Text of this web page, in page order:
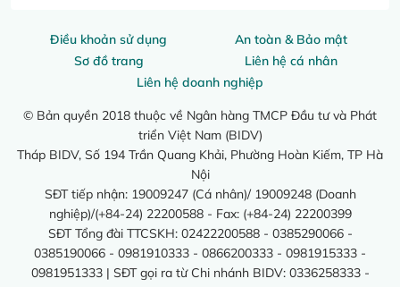
Điều khoản sử dụng
An toàn & Bảo mật
Sơ đồ trang
Liên hệ cá nhân
Liên hệ doanh nghiệp
© Bản quyền 2018 thuộc về Ngân hàng TMCP Đầu tư và Phát
triển Việt Nam (BIDV)
Tháp BIDV, Số 194 Trần Quang Khải, Phường Hoàn Kiếm, TP Hà
Nội
SĐT tiếp nhận: 19009247 (Cá nhân)/ 19009248 (Doanh
nghiệp)/(+84-24) 22200588 - Fax: (+84-24) 22200399
SĐT Tổng đài TTCSKH: 02422200588 - 0385290066 -
0385190066 - 0981910333 - 0866200333 - 0981915333 -
0981951333 | SĐT gọi ra từ Chi nhánh BIDV: 0336258333 -